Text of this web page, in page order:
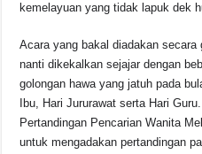
kemelayuan yang tidak lapuk dek
Acara yang bakal diadakan secara
nanti dikekalkan sejajar dengan
golongan hawa yang jatuh pada
Ibu, Hari Jururawat serta Hari
Pertandingan Pencarian Wanita
untuk mengadakan pertandingan